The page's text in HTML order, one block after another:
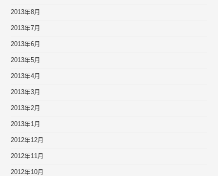
2013年8月
2013年7月
2013年6月
2013年5月
2013年4月
2013年3月
2013年2月
2013年1月
2012年12月
2012年11月
2012年10月